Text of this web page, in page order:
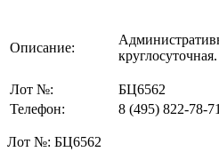
Описание:
Лот №:
БЦ6562
Телефон:
8 (495) 822-78-71
Лот №: БЦ6562